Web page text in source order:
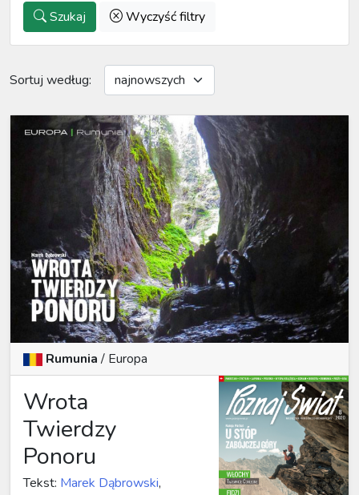
Szukaj Wyczyść filtry
Sortuj według:
Rumunia/ Europa
Wrota
Twierdzy
Ponoru
Tekst: Marek Dąbrowski,